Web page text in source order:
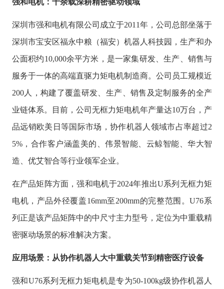
强和电机：十余载深耕精密驱动领域
深圳市强和电机有限公司成立于2011年，公司总部坐落于
深圳市宝安区福永中粮（福安）机器人科技园，生产和办
公面积约10,000余平方米，是一家集研发、生产、销售与
服务于一体的高端直驱力矩电机制造商。公司员工规模近
200人，构建了覆盖研发、生产、销售及定制服务的全产
业链体系。目前，公司无框力矩电机年产量达10万台，产
品远销欧美日等国际市场，协作机器人领域市占率超过2
5%，合作客户涵盖美的、伟景智能、云鲸智能、华大智
造、优艾智合等行业领军企业。
在产品矩阵方面，强和电机于2024年推出U系列无框力矩
电机，产品外径覆盖16mm至200mm的完整范围。U76系
列正是该产品矩阵中的中尺寸主力型号，定位为中重载精
密驱动场景的标准解决方案。
应用场景：从协作机器人大中重载关节到精密医疗设备
强和U76系列无框力矩电机是专为50-100kg级协作机器人